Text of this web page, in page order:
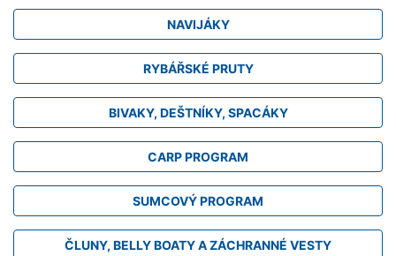
NAVIJÁKY
RYBÁŘSKÉ PRUTY
BIVAKY, DEŠTNÍKY, SPACÁKY
CARP PROGRAM
SUMCOVÝ PROGRAM
ČLUNY, BELLY BOATY A ZÁCHRANNÉ VESTY